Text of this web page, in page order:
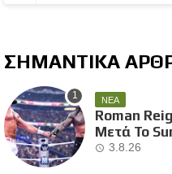
ΣΗΜΑΝΤΙΚΑ
ΝΕΑ
Roman
Μετά Το
3.8.26